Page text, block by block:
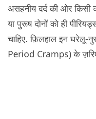
असहनीय दर्द की ओर किसी
या पुरूष दोनों को ही
चाहिए. फ़िलहाल इन
Period Cramps) के